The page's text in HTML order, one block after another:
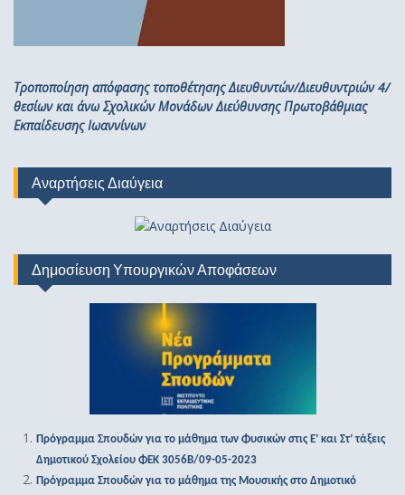
Τροποποίηση απόφασης τοποθέτησης Διευθυντών/Διευθυντριών 4/
θεσίων και άνω Σχολικών Μονάδων Διεύθυνσης Πρωτοβάθμιας
Εκπαίδευσης Ιωαννίνων
Αναρτήσεις Διαύγεια
Δημοσίευση Υπουργικών Αποφάσεων
Πρόγραμμα Σπουδών για το μάθημα των Φυσικών στις Ε’ και Στ’ τάξεις
Δημοτικού Σχολείου ΦΕΚ 3056Β/09-05-2023
Πρόγραμμα Σπουδών για το μάθημα της Μουσικής στο Δημοτικό